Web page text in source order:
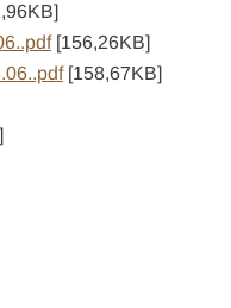
[156,26KB]
[158,67KB]